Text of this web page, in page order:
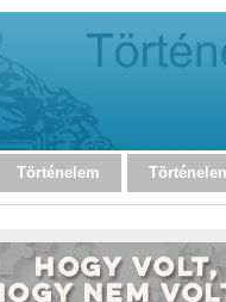
Történelem